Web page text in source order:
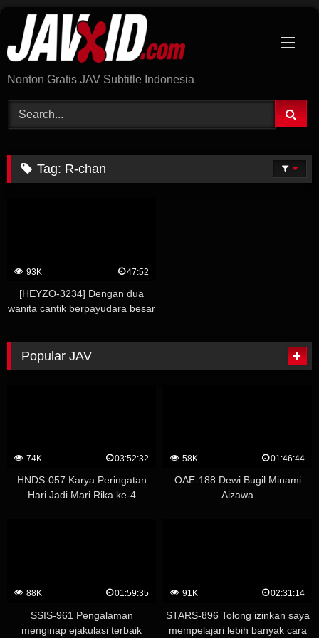
content
Nonton Gratis JAV Subtitle Indonesia
Tag: R-chan
93K 47:52
[HEYZO-3234] Dengan dua
wanita cantik berpayudara besar
chan – Y-chan
Popular JAV
74K 03:52:32
HNDS-057 Karya Peringatan
Hari Jadi Mari Rika ke-4
58K 01:46:44
OAE-188 Dewi Bugil Minami
Aizawa
88K 01:59:35
SSIS-961 Pengalaman
menginap ejakulasi terbaik
91K 02:31:14
STARS-896 Tolong izinkan saya
mempelajari lebih banyak cara